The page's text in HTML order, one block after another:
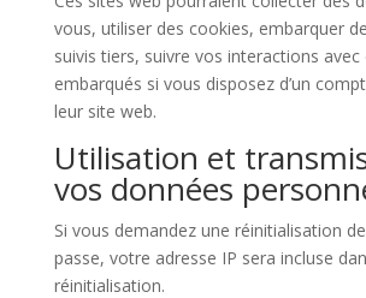
vous, utiliser des cookies, embarquer
suivis tiers, suivre vos interactions avec
embarqués si vous disposez d’un
leur site web.
Utilisation et
vos données
Si vous demandez une réinitialisation
passe, votre adresse IP sera incluse
réinitialisation.